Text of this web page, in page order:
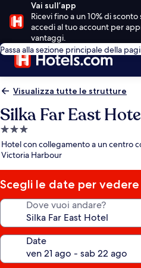
Vai sull’app
Ricevi fino a un 10% di
accedi al tuo account per
vantaggi.
Passa alla sezione principale della
Visualizza tutte le strutture
Silka Far East
Struttura
a
3.0
stelle
Hotel con collegamento a un centro
Victoria Harbour
Scegli le date per vedere
Dove vuoi andare?
Date